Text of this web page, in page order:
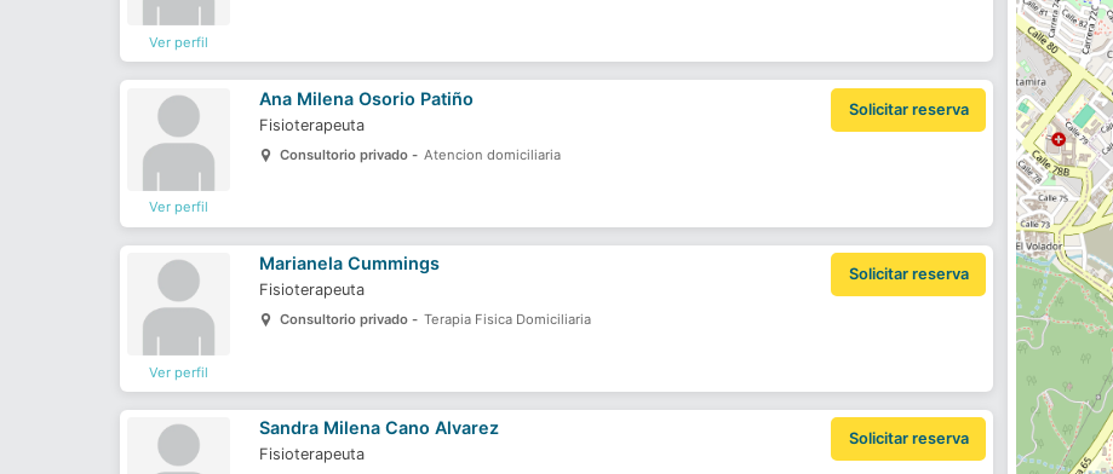
Ver perfil
Ver perfil
Ana Milena Osorio Patiño
Solicitar reserva
Fisioterapeuta
Consultorio privado - Atencion domiciliaria
Ver perfil
Marianela Cummings
Solicitar reserva
Fisioterapeuta
Consultorio privado - Terapia Fisica Domiciliaria
Sandra Milena Cano Alvarez
Solicitar reserva
Fisioterapeuta